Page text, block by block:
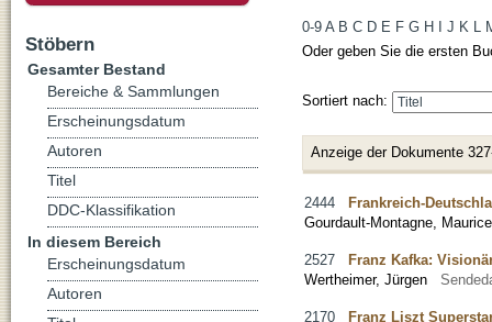
0-9 A B C D E F G H J K L
Oder geben Sie die ersten
Sortiert nach:
Anzeige der Dokumente
2444 Frankreich-
Gourdault-Montagne, Maurice
2527 Franz Kafka:
Wertheimer, Jürgen
2170 Franz Liszt
Stöbern
Gesamter Bestand
Bereiche & Sammlungen
Erscheinungsdatum
Autoren
Titel
DDC-Klassifikation
In diesem Bereich
Erscheinungsdatum
Autoren